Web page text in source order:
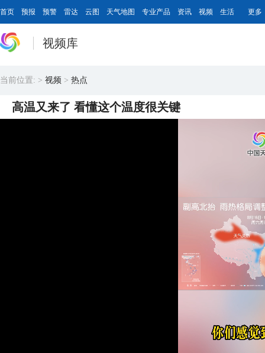
首页 预报 预警 雷达 云图 天气地图 专业产品 资讯 视频 生活 更多
视频库
当前位置: > 视频 > 热点
高温又来了 看懂这个温度很关键